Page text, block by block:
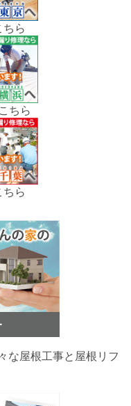
ちら
ちら
ちら
な屋根工事と屋根リフ